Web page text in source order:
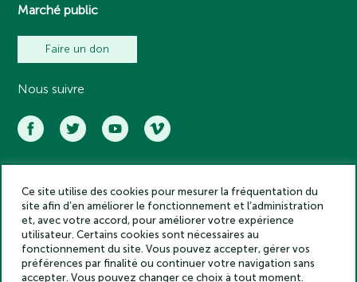
Marché public
Faire un don
Nous suivre
Académie des inscriptions et belles lettres – Tous droits réservés
2025
Politique de confidentialité
Mentions légales
Crédits
Ce site utilise des cookies pour mesurer la fréquentation du
site afin d’en améliorer le fonctionnement et l’administration
et, avec votre accord, pour améliorer votre expérience
utilisateur. Certains cookies sont nécessaires au
fonctionnement du site. Vous pouvez accepter, gérer vos
préférences par finalité ou continuer votre navigation sans
accepter. Vous pouvez changer ce choix à tout moment.